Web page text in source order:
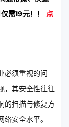
需19元！！ 点
必须重视的问
，其安全性往往
的扫描与修复方
安全水平。